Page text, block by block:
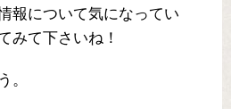
報について気になってい
みて下さいね！
。